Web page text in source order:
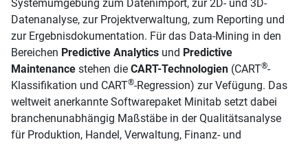
Systemumgebung zum Datenimport, zur 2D- und 3D-
Datenanalyse, zur Projektverwaltung, zum Reporting und
zur Ergebnisdokumentation. Für das Data-Mining in den
Bereichen Predictive Analytics und Predictive
Maintenance stehen die CART-Technologien (CART®-
Klassifikation und CART®-Regression) zur Vefügung. Das
weltweit anerkannte Softwarepaket Minitab setzt dabei
branchenunabhängig Maßstäbe in der Qualitätsanalyse
für Produktion, Handel, Verwaltung, Finanz- und